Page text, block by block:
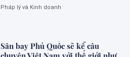
Pháp lý và Kinh doanh
Sân bay Phú Quốc sẽ kể câu